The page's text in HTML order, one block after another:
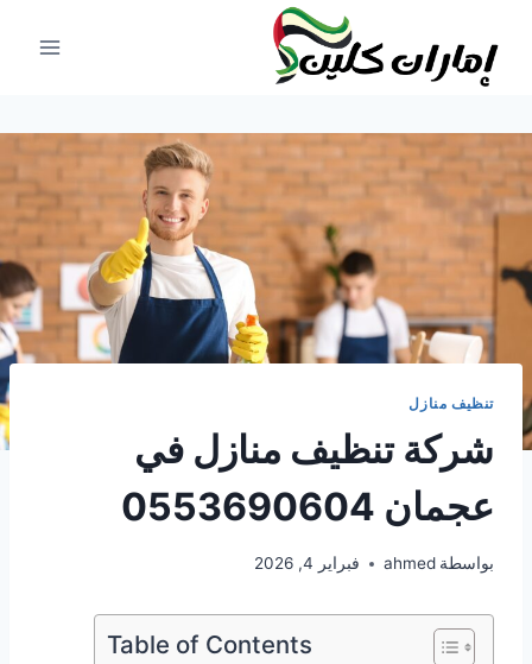
المحتوى
تنظيف منازل
شركة تنظيف منازل في
عجمان 0553690604
بواسطة ahmed فبراير 4, 2026
Table of Contents